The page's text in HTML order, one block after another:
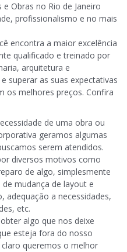
Obras no Rio de Janeiro
profissionalismo e no mais
encontra a maior excelência
qualificado e treinado por
arquitetura e
superar as suas expectativas
os melhores preços. Confira
de uma obra ou
geramos algumas
serem atendidos.
diversos motivos como
de algo, simplesmente
mudança de layout e
adequação a necessidades,
etc.
algo que nos deixe
esteja fora do nosso
queremos o melhor